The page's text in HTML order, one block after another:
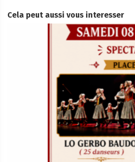
Cela peut aussi vous interesser